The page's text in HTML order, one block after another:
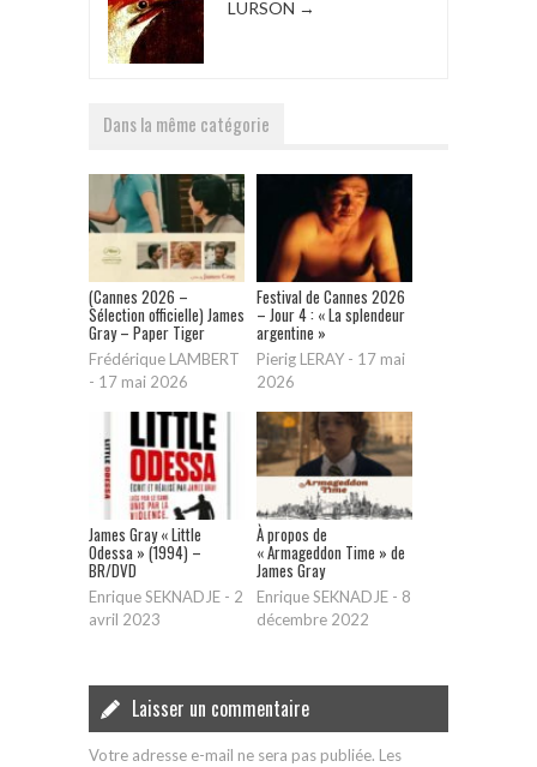
LURSON →
Dans la même catégorie
(Cannes 2026 –
Sélection officielle) James
Gray – Paper Tiger
Frédérique LAMBERT
- 17 mai 2026
Festival de Cannes 2026
– Jour 4 : « La splendeur
argentine »
Pierig LERAY - 17 mai
2026
James Gray « Little
Odessa » (1994) –
BR/DVD
Enrique SEKNADJE - 2
avril 2023
À propos de
« Armageddon Time » de
James Gray
Enrique SEKNADJE - 8
décembre 2022
Laisser un commentaire
Votre adresse e-mail ne sera pas publiée. Les